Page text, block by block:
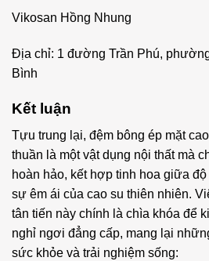
Vikosan Hồng Nhung
Địa chỉ: 1 đường Trần Phú,
Bình
Kết luận
Tựu trung lại, đệm bông ép mặt
thuần là một vật dụng nội thất mà
hoàn hảo, kết hợp tinh hoa giữa
sự êm ái của cao su thiên nhiên.
tân tiến này chính là chìa khóa để
nghỉ ngơi đẳng cấp, mang lại
sức khỏe và trải nghiệm sống: